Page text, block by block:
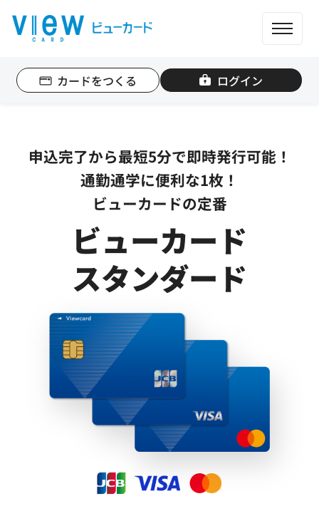
カードをつくる
ログイン
カード一覧
ポイントを貯める
キャンペーン情報
お客さまサポート
FAQ（よくあるご質問）
紛失・盗難でお困りの方
申込完了から最短5分で即時発行可能！
通勤通学に便利な1枚！
ビューカードの定番
ビューカード
スタンダード